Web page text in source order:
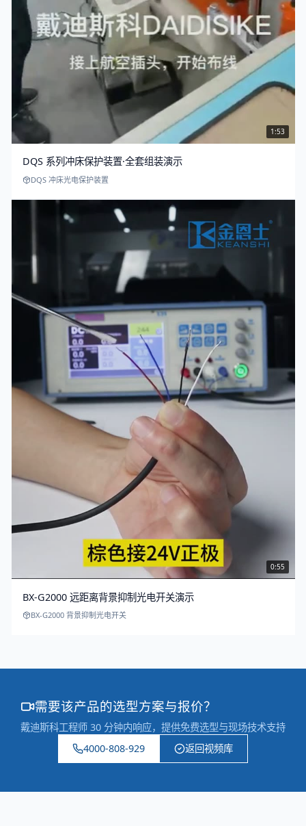
1:53
DQS 系列冲床保护装置·全套组装演示
DQS 冲床光电保护装置
0:55
BX-G2000 远距离背景抑制光电开关演示
BX-G2000 背景抑制光电开关
需要该产品的选型方案与报价？
戴迪斯科工程师 30 分钟内响应，提供免费选型与现场技术支持
4000-808-929
返回视频库